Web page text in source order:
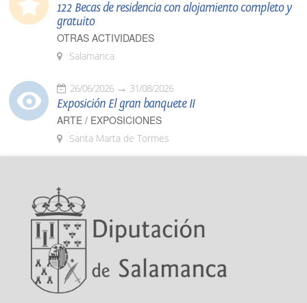
122 Becas de residencia con alojamiento completo y
gratuito
OTRAS ACTIVIDADES
Salamanca
26/06/2026 31/08/2026
Exposición El gran banquete II
ARTE / EXPOSICIONES
Santa Marta de Tormes